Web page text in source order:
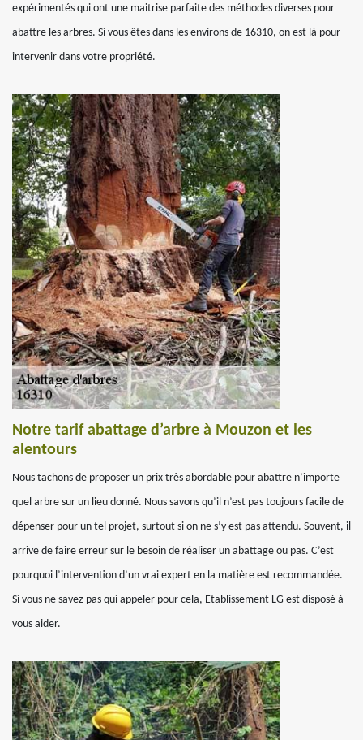
expérimentés qui ont une maitrise parfaite des méthodes diverses pour
abattre les arbres. Si vous êtes dans les environs de 16310, on est là pour
intervenir dans votre propriété.
Notre tarif abattage d’arbre à Mouzon et les
alentours
Nous tachons de proposer un prix très abordable pour abattre n’importe
quel arbre sur un lieu donné. Nous savons qu’il n’est pas toujours facile de
dépenser pour un tel projet, surtout si on ne s’y est pas attendu. Souvent, il
arrive de faire erreur sur le besoin de réaliser un abattage ou pas. C’est
pourquoi l’intervention d’un vrai expert en la matière est recommandée.
Si vous ne savez pas qui appeler pour cela, Etablissement LG est disposé à
vous aider.